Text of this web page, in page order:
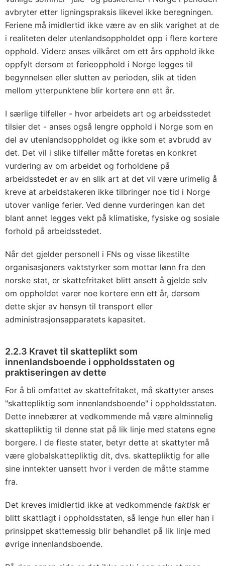
avbryter etter ligningspraksis likevel ikke beregningen.
Feriene må imidlertid ikke være av en slik varighet at de
i realiteten deler utenlandsoppholdet opp i flere kortere
opphold. Videre anses vilkåret om ett års opphold ikke
oppfylt dersom et ferieopphold i Norge legges til
begynnelsen eller slutten av perioden, slik at tiden
mellom ytterpunktene blir kortere enn ett år.
I særlige tilfeller - hvor arbeidets art og arbeidsstedet
tilsier det - anses også lengre opphold i Norge som en
del av utenlandsoppholdet og ikke som et avbrudd av
det. Det vil i slike tilfeller måtte foretas en konkret
vurdering av om arbeidet og forholdene på
arbeidsstedet er av en slik art at det vil være urimelig å
kreve at arbeidstakeren ikke tilbringer noe tid i Norge
utover vanlige ferier. Ved denne vurderingen kan det
blant annet legges vekt på klimatiske, fysiske og sosiale
forhold på arbeidsstedet.
Når det gjelder personell i FNs og visse likestilte
organisasjoners vaktstyrker som mottar lønn fra den
norske stat, er skattefritaket blitt ansett å gjelde selv
om oppholdet varer noe kortere enn ett år, dersom
dette skjer av hensyn til transport eller
administrasjonsapparatets kapasitet.
2.2.3 Kravet til skatteplikt som
innenlandsboende i oppholdsstaten og
praktiseringen av dette
For å bli omfattet av skattefritaket, må skattyter anses
"skattepliktig som innenlandsboende" i oppholdsstaten.
Dette innebærer at vedkommende må være alminnelig
skattepliktig til denne stat på lik linje med statens egne
borgere. I de fleste stater, betyr dette at skattyter må
være globalskattepliktig dit, dvs. skattepliktig for alle
sine inntekter uansett hvor i verden de måtte stamme
fra.
Det kreves imidlertid ikke at vedkommende faktisk er
blitt skattlagt i oppholdsstaten, så lenge hun eller han i
prinsippet skattemessig blir behandlet på lik linje med
øvrige innenlandsboende.